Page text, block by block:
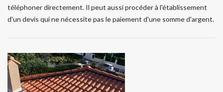
téléphoner directement. Il peut aussi procéder à l'établissement
d'un devis qui ne nécessite pas le paiement d'une somme d'argent.